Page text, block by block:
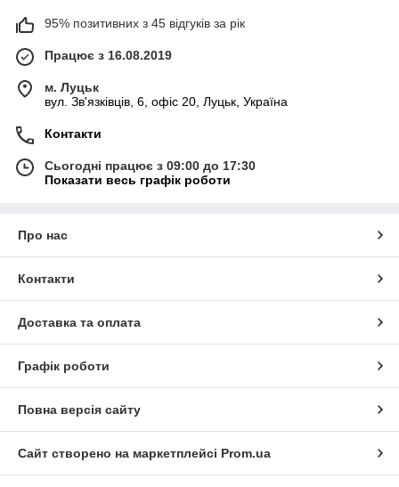
95% позитивних з 45 відгуків за рік
Працює з 16.08.2019
м. Луцьк
вул. Зв'язківців, 6, офіс 20, Луцьк, Україна
Контакти
Сьогодні працює з 09:00 до 17:30
Показати весь графік роботи
Про нас
Контакти
Доставка та оплата
Графік роботи
Повна версія сайту
Сайт створено на маркетплейсі Prom.ua